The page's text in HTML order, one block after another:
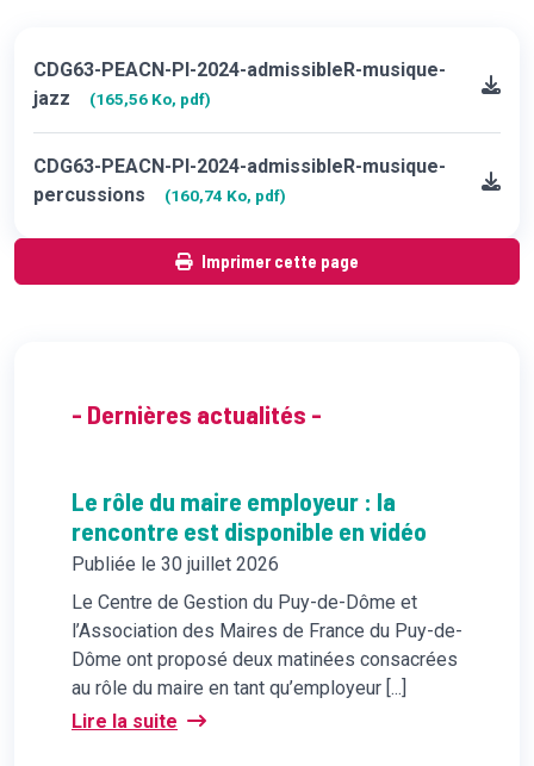
CDG63-PEACN-PI-2024-admissibleR-musique-
jazz
(165,56 Ko, pdf)
CDG63-PEACN-PI-2024-admissibleR-musique-
percussions
(160,74 Ko, pdf)
Imprimer cette page
- Dernières actualités -
Le rôle du maire employeur : la
rencontre est disponible en vidéo
Publiée le 30 juillet 2026
Le Centre de Gestion du Puy-de-Dôme et
l’Association des Maires de France du Puy-de-
Dôme ont proposé deux matinées consacrées
au rôle du maire en tant qu’employeur [...]
Lire la suite